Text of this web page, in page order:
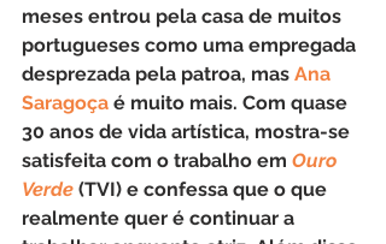
meses entrou pela casa de muitos
portugueses como uma empregada
desprezada pela patroa, mas Ana
Saragoça é muito mais. Com quase
30 anos de vida artística, mostra-se
satisfeita com o trabalho em Ouro
Verde (TVI) e confessa que o que
realmente quer é continuar a